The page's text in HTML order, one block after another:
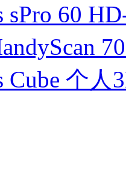
sPro 60
Cube 个人